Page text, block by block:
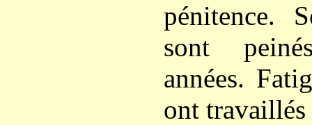
pénitence.
sont
années.
ont